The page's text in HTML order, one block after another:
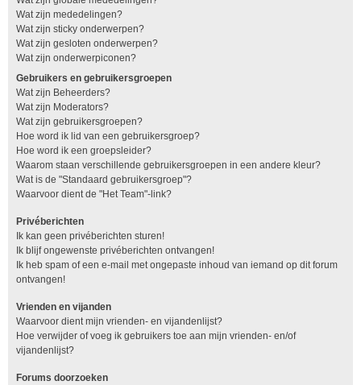
Wat zijn mededelingen?
Wat zijn sticky onderwerpen?
Wat zijn gesloten onderwerpen?
Wat zijn onderwerpiconen?
Gebruikers en gebruikersgroepen
Wat zijn Beheerders?
Wat zijn Moderators?
Wat zijn gebruikersgroepen?
Hoe word ik lid van een gebruikersgroep?
Hoe word ik een groepsleider?
Waarom staan verschillende gebruikersgroepen in een andere kleur?
Wat is de "Standaard gebruikersgroep"?
Waarvoor dient de "Het Team"-link?
Privéberichten
Ik kan geen privéberichten sturen!
Ik blijf ongewenste privéberichten ontvangen!
Ik heb spam of een e-mail met ongepaste inhoud van iemand op dit forum
ontvangen!
Vrienden en vijanden
Waarvoor dient mijn vrienden- en vijandenlijst?
Hoe verwijder of voeg ik gebruikers toe aan mijn vrienden- en/of
vijandenlijst?
Forums doorzoeken